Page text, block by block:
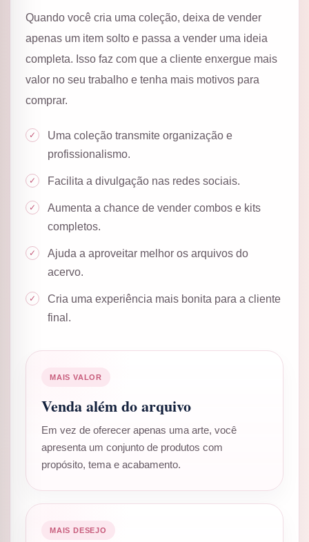
Quando você cria uma coleção, deixa de vender
apenas um item solto e passa a vender uma ideia
completa. Isso faz com que a cliente enxergue mais
valor no seu trabalho e tenha mais motivos para
comprar.
Uma coleção transmite organização e
profissionalismo.
Facilita a divulgação nas redes sociais.
Aumenta a chance de vender combos e kits
completos.
Ajuda a aproveitar melhor os arquivos do
acervo.
Cria uma experiência mais bonita para a cliente
final.
MAIS VALOR
Venda além do arquivo
Em vez de oferecer apenas uma arte, você
apresenta um conjunto de produtos com
propósito, tema e acabamento.
MAIS DESEJO